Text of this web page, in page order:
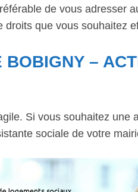
de vous adresser
que vous souhaitez
BOBIGNY –
Si vous souhaitez une
sociale de votre